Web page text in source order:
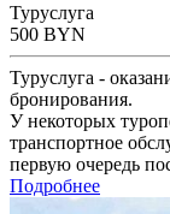
Туруслуга
500 BYN
Туруслуга -
бронирования.
У некоторых
транспортное
первую очередь
Подробнее